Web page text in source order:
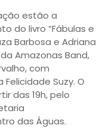
estão a
do livro “Fábulas e
Barbosa e Adriana
Amazonas Band,
com
Suzy. O
das 19h, pelo
das Águas.